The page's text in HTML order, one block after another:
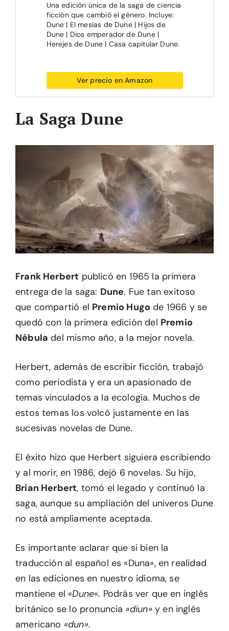
Una edición única de la saga de ciencia
ficción que cambió el género. Incluye:
Dune | El mesías de Dune | Hijos de
Dune | Dios emperador de Dune |
Herejes de Dune | Casa capitular Dune.
Ver precio en Amazon
La Saga Dune
Frank Herbert publicó en 1965 la primera
entrega de la saga: Dune. Fue tan exitoso
que compartió el Premio Hugo de 1966 y se
quedó con la primera edición del Premio
Nébula del mismo año, a la mejor novela.
Herbert, además de escribir ficción, trabajó
como periodista y era un apasionado de
temas vinculados a la ecología. Muchos de
estos temas los volcó justamente en las
sucesivas novelas de Dune.
El éxito hizo que Herbert siguiera escribiendo
y al morir, en 1986, dejó 6 novelas. Su hijo,
Brian Herbert, tomó el legado y continuó la
saga, aunque su ampliación del univeros Dune
no está ampliamente aceptada.
Es importante aclarar que si bien la
traducción al español es «Duna», en realidad
en las ediciones en nuestro idioma, se
mantiene el «Dune«. Podrás ver que en inglés
británico se lo pronuncia «diun»y en inglés
americano «dun».